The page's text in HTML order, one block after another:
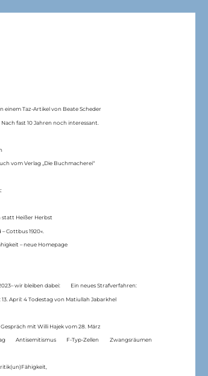
einem Taz-Artikel von Beate Scheder
fast 10 Jahren noch interessant.
vom Verlag „Die Buchmacherei“
statt Heißer Herbst
Cottbus 1920«.
– neue Homepage
wir bleiben dabei: Ein neues Strafverfahren:
April: 4 Todestag von Matiul­lah Jabarkhel
mit Willi Hajek vom 28. März
Antisemitismus F-Typ-Zellen Zwangsräumen